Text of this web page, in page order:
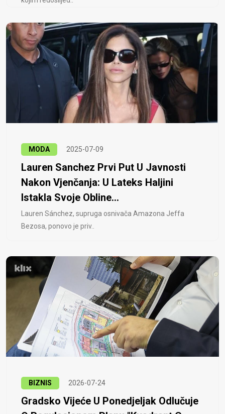
MODA 2025-07-09
Lauren Sanchez Prvi Put U Javnosti
Nakon Vjenčanja: U Lateks Haljini
Istakla Svoje Obline...
Lauren Sánchez, supruga osnivača Amazona Jeffa
Bezosa, ponovo je priv..
BIZNIS 2026-07-24
Gradsko Vijeće U Ponedjeljak Odlučuje